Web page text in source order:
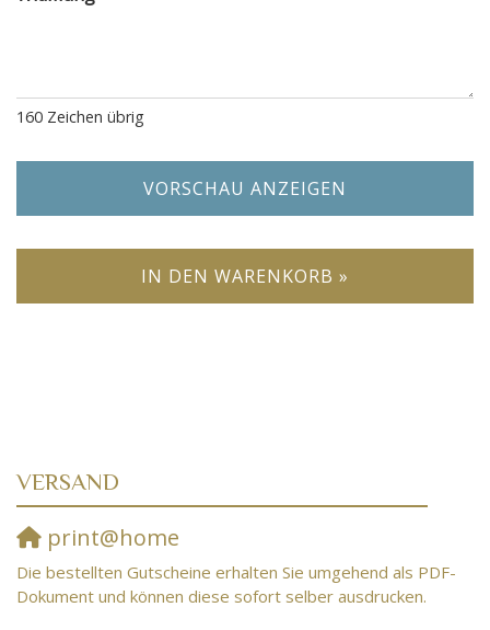
160 Zeichen übrig
VORSCHAU ANZEIGEN
IN DEN WARENKORB »
VERSAND
print@home
Die bestellten Gutscheine erhalten Sie umgehend als PDF-
Dokument und können diese sofort selber ausdrucken.